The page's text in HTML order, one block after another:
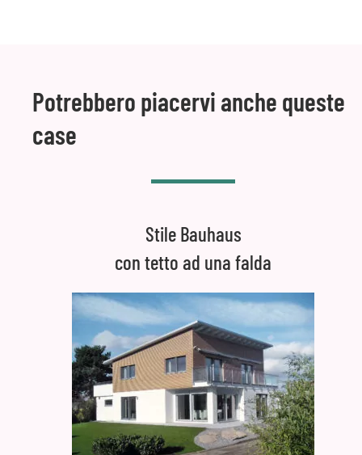
Potrebbero piacervi anche queste
case
Stile Bauhaus
con tetto ad una falda